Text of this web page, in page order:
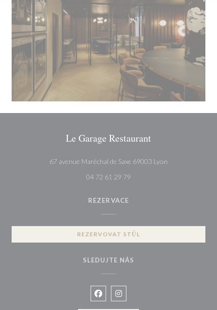
Le Garage Restaurant
67 avenue Maréchal de Saxe 69003 Lyon
04 72 61 29 79
REZERVACE
REZERVOVAT STŮL
SLEDUJTE NÁS
Facebook ((otevře se v novém
Instagram ((otevře se v